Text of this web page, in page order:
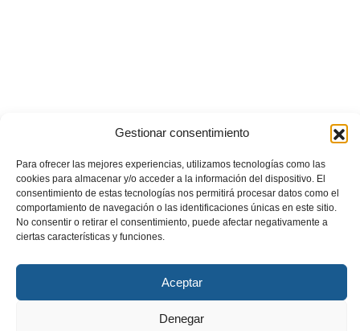
Gestionar consentimiento
Para ofrecer las mejores experiencias, utilizamos tecnologías como las
cookies para almacenar y/o acceder a la información del dispositivo. El
consentimiento de estas tecnologías nos permitirá procesar datos como el
comportamiento de navegación o las identificaciones únicas en este sitio.
No consentir o retirar el consentimiento, puede afectar negativamente a
ciertas características y funciones.
Aceptar
Denegar